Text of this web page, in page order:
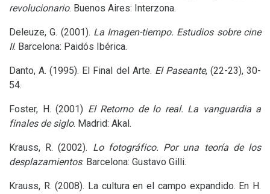
revolucionario. Buenos Aires: Interzona.
Deleuze, G. (2001). La Imagen-tiempo. Estudios sobre cine
II. Barcelona: Paidós Ibérica.
Danto, A. (1995). El Final del Arte. El Paseante, (22-23), 30-
54.
Foster, H. (2001) El Retorno de lo real. La vanguardia a
finales de siglo. Madrid: Akal.
Krauss, R. (2002). Lo fotográfico. Por una teoría de los
desplazamientos. Barcelona: Gustavo Gilli.
Krauss, R. (2008). La cultura en el campo expandido. En H.